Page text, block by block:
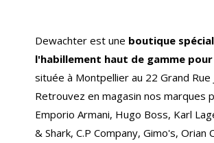
Dewachter est une boutique
l'habillement haut de gamme
située à Montpellier au 22 Grand Rue
Retrouvez en magasin nos marques
Emporio Armani, Hugo Boss, Karl
& Shark, C.P Company, Gimo's, Orian